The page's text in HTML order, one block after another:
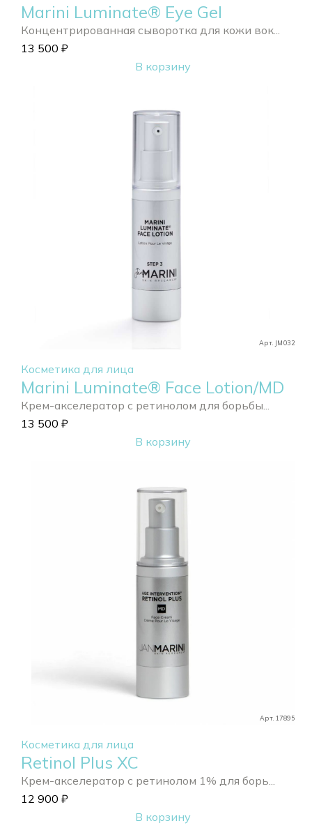
Marini Luminate® Eye Gel
Концентрированная сыворотка для кожи вок...
13 500 ₽
В корзину
Арт. JM032
Косметика для лица
Marini Luminate® Face Lotion/MD
Крем-акселератор с ретинолом для борьбы...
13 500 ₽
В корзину
Арт. 17895
Косметика для лица
Retinol Plus XC
Крем-акселератор с ретинолом 1% для борь...
12 900 ₽
В корзину